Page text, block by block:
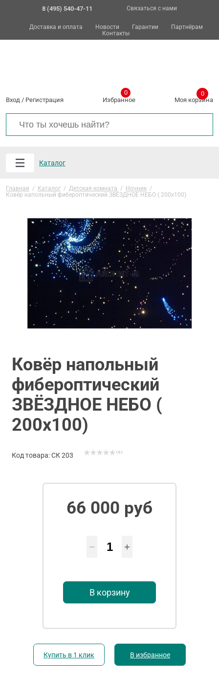
8 (495) 540-47-11 Связаться с нами
Доставка и оплата Новости Гарантии
Партнёрам
Контакты
Вход / Регистрация Избранное
0
Моя корзина
0
Каталог
Главная / Каталог / Детская комната / Ночник /
Ковёр напольный фибероптический ЗВЁЗДНОЕ НЕБО ( 200х100)
Ковёр напольный
фибероптический
ЗВЁЗДНОЕ НЕБО (
200х100)
Код товара: СК 203 ( 0 )
66 000 руб
В корзину
Купить в 1 клик В избранное